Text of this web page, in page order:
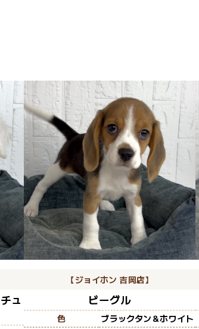
ュ
【ジョイホン 吉岡店】
ビーグル
色
ブラックタン＆ホワイト